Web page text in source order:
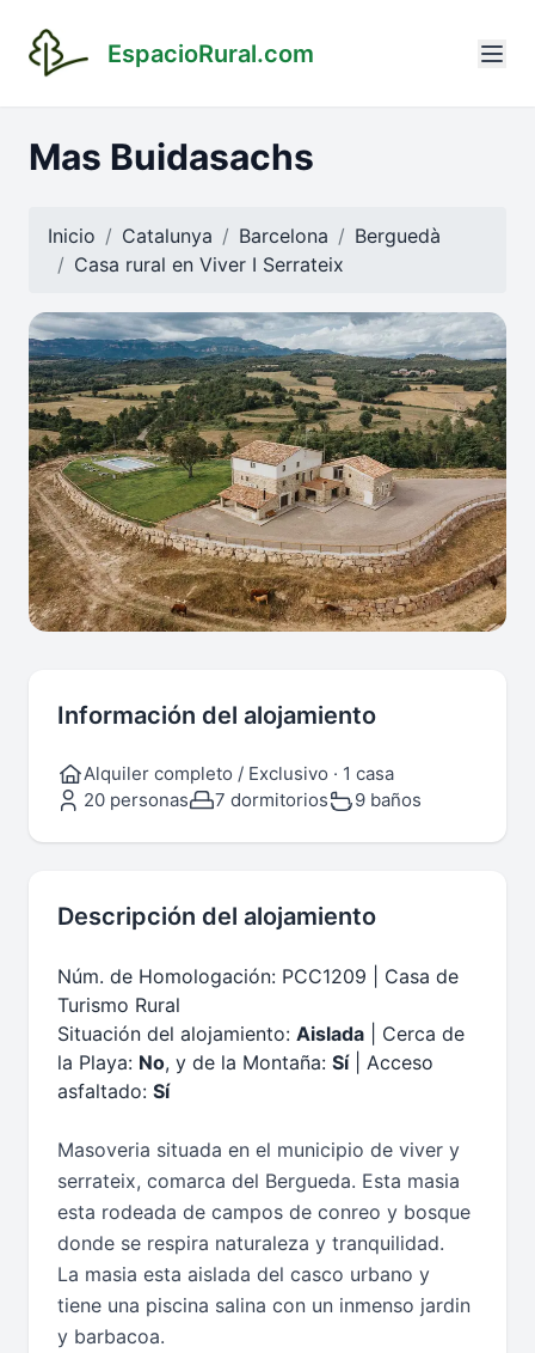
EspacioRural.com
Mas Buidasachs
Inicio Catalunya Barcelona
Berguedà
Casa rural en Viver I Serrateix
Información del alojamiento
Alquiler completo / Exclusivo · 1 casa
20 personas
7 dormitorios 9 baños
Descripción del alojamiento
Núm. de Homologación: PCC1209 | Casa de
Turismo Rural
Situación del alojamiento: Aislada | Cerca de
la Playa: No, y de la Montaña: Sí| Acceso
asfaltado: Sí
Masoveria situada en el municipio de viver y
serrateix, comarca del Bergueda. Esta masia
esta rodeada de campos de conreo y bosque
donde se respira naturaleza y tranquilidad.
La masia esta aislada del casco urbano y
tiene una piscina salina con un inmenso jardin
y barbacoa.